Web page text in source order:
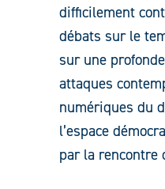
difficilement
débats sur le
sur une
attaques
numériques du
l’espace
par la rencontre